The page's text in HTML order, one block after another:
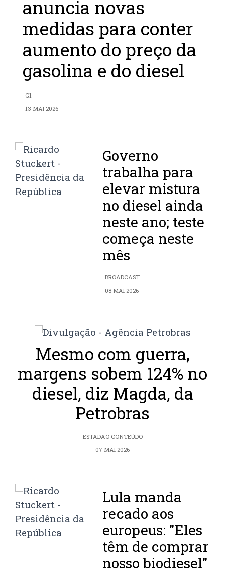
anuncia novas
medidas para conter
aumento do preço da
gasolina e do diesel
G1
13 MAI 2026
Governo
trabalha para
elevar mistura
no diesel ainda
neste ano; teste
começa neste
mês
BROADCAST
08 MAI 2026
Mesmo com guerra,
margens sobem 124% no
diesel, diz Magda, da
Petrobras
ESTADÃO CONTEÚDO
07 MAI 2026
Lula manda
recado aos
europeus: "Eles
têm de comprar
nosso biodiesel"